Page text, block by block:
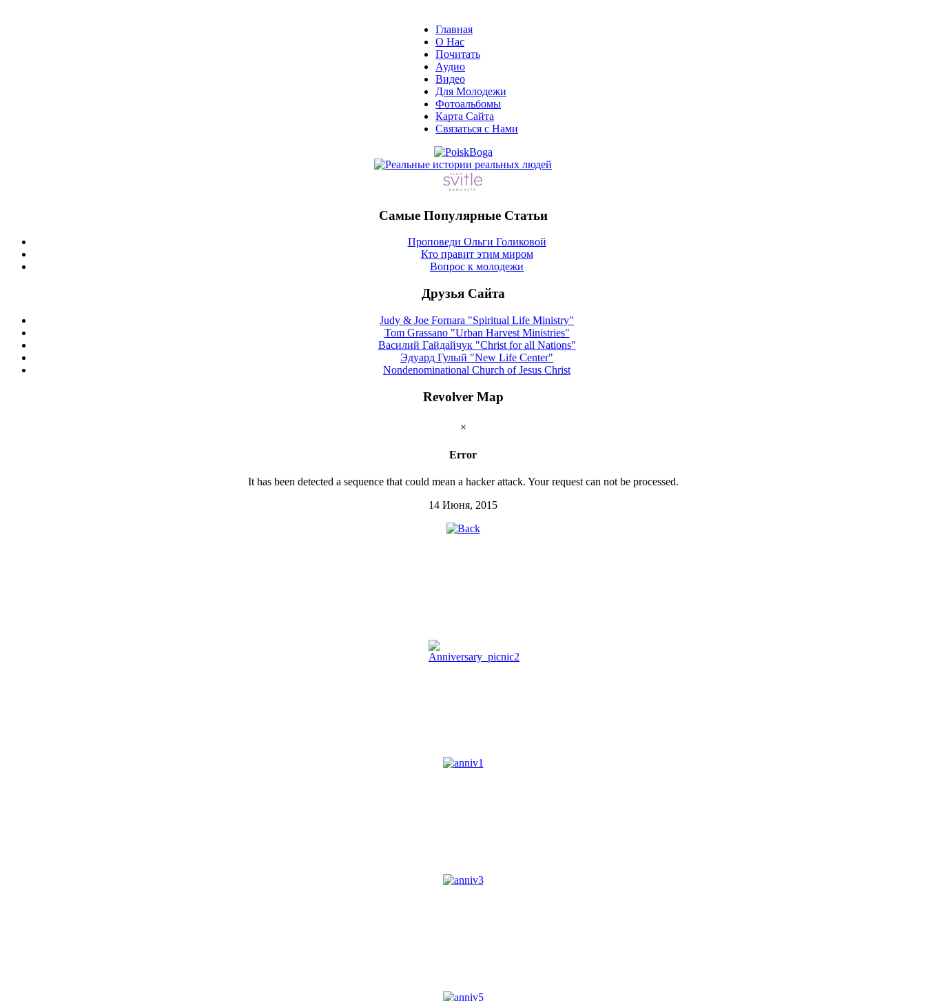
Главная
О Нас
Почитать
Аудио
Видео
Для Молодежи
Фотоальбомы
Карта Сайтa
Связаться с Нами
Самые Популярные Статьи
Проповеди Ольги Голиковой
Кто правит этим миром
Вопрос к молодежи
Друзья Сайта
Judy & Joe Fornara "Spiritual Life Ministry"
Tom Grassano "Urban Harvest Ministries"
Василий Гайдайчук "Christ for all Nations"
Эдуард Гулый "New Life Center"
Nondenominational Church of Jesus Christ
Revolver Map
×
Error
It has been detected a sequence that could mean a hacker attack. Your request can not be processed.
14 Июня, 2015